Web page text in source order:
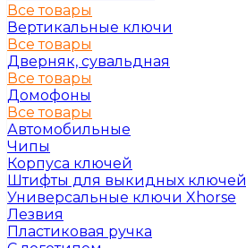
Все товары
Вертикальные ключи
Все товары
Дверняк, сувальдная
Все товары
Домофоны
Все товары
Автомобильные
Чипы
Корпуса ключей
Штифты для выкидных ключей
Универсальные ключи Xhorse
Лезвия
Пластиковая ручка